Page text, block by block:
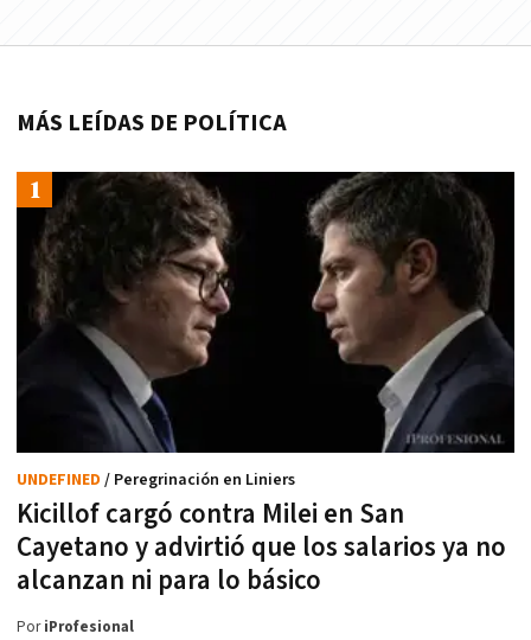
MÁS LEÍDAS DE POLÍTICA
Kicillof cargó contra Milei en San
Cayetano y advirtió que los salarios ya no
alcanzan ni para lo básico
UNDEFINED / Peregrinación en Liniers
PoriProfesional